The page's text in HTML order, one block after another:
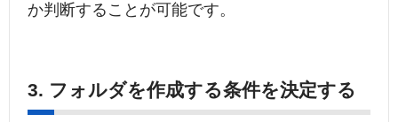
か判断することが可能です。
3. フォルダを作成する条件を決定する